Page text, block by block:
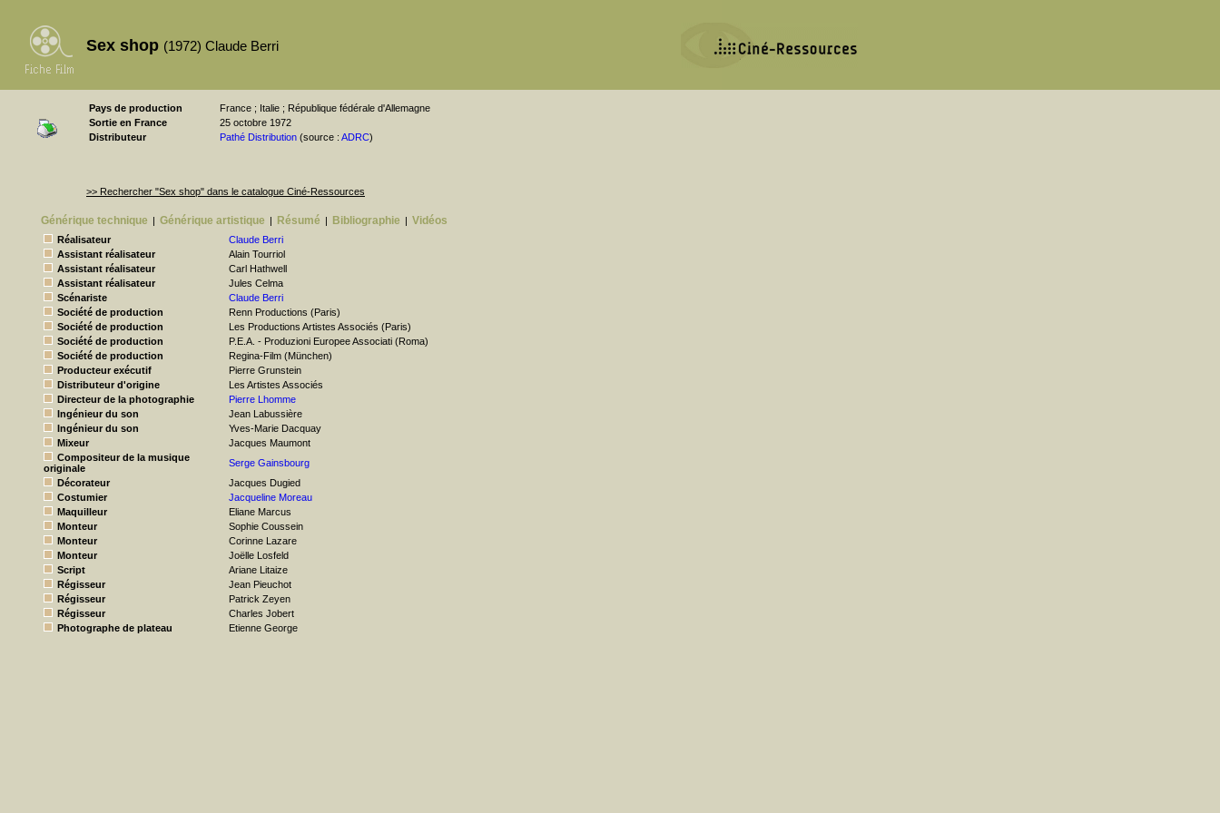
Sex shop (1972) Claude Berri
Pays de production
France ; Italie ; République fédérale d'Allemagne
Sortie en France
25 octobre 1972
Distributeur
Pathé Distribution (source : ADRC)
>> Rechercher "Sex shop" dans le catalogue Ciné-Ressources
Générique technique | Générique artistique | Résumé | Bibliographie | Vidéos
Réalisateur
Claude Berri
Assistant réalisateur
Alain Tourriol
Assistant réalisateur
Carl Hathwell
Assistant réalisateur
Jules Celma
Scénariste
Claude Berri
Société de production
Renn Productions (Paris)
Société de production
Les Productions Artistes Associés (Paris)
Société de production
P.E.A. - Produzioni Europee Associati (Roma)
Société de production
Regina-Film (München)
Producteur exécutif
Pierre Grunstein
Distributeur d'origine
Les Artistes Associés
Directeur de la photographie
Pierre Lhomme
Ingénieur du son
Jean Labussière
Ingénieur du son
Yves-Marie Dacquay
Mixeur
Jacques Maumont
Compositeur de la musique
originale
Serge Gainsbourg
Décorateur
Jacques Dugied
Costumier
Jacqueline Moreau
Maquilleur
Eliane Marcus
Monteur
Sophie Coussein
Monteur
Corinne Lazare
Monteur
Joëlle Losfeld
Script
Ariane Litaize
Régisseur
Jean Pieuchot
Régisseur
Patrick Zeyen
Régisseur
Charles Jobert
Photographe de plateau
Etienne George